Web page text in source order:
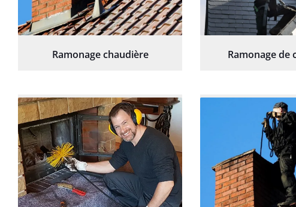
Ramonage chaudière Ramonage de